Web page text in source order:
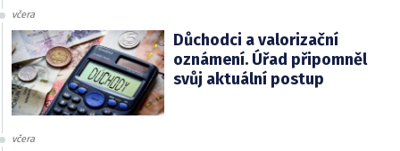
včera
Důchodci a valorizační
oznámení. Úřad připomněl
svůj aktuální postup
včera